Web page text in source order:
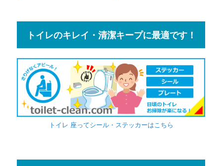
トイレのキレイ・清潔キープに最適です！
トイレ 座ってシール・ステッカーはこちら